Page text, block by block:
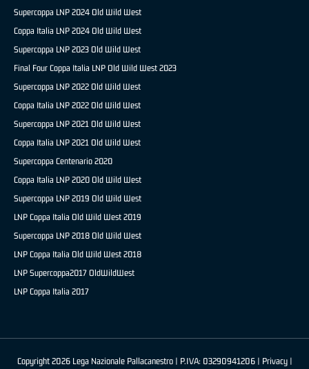
Supercoppa LNP 2024 Old Wild West
Coppa Italia LNP 2024 Old Wild West
Supercoppa LNP 2023 Old Wild West
Final Four Coppa Italia LNP Old Wild West 2023
Supercoppa LNP 2022 Old Wild West
Coppa Italia LNP 2022 Old Wild West
Supercoppa LNP 2021 Old Wild West
Coppa Italia LNP 2021 Old Wild West
Supercoppa Centenario 2020
Coppa Italia LNP 2020 Old Wild West
Supercoppa LNP 2019 Old Wild West
LNP Coppa Italia Old Wild West 2019
Supercoppa LNP 2018 Old Wild West
LNP Coppa Italia Old Wild West 2018
LNP Supercoppa2017 OldWildWest
LNP Coppa Italia 2017
Copyright 2026 Lega Nazionale Pallacanestro | P.IVA: 03290941206 | Privacy|